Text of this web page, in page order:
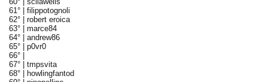
61° | filippotognoli
62° | robert eroica
63° | marce84
64° | andrew86
65° | p0vr0
66° |
67° | tmpsvita
68° |
howlingfantod